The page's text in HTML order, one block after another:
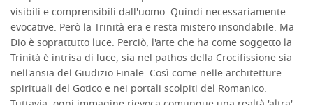
visibili e comprensibili dall'uomo. Quindi necessariamente
evocative. Però la Trinità era e resta mistero insondabile. Ma
Dio è soprattutto luce. Perciò, l'arte che ha come soggetto la
Trinità è intrisa di luce, sia nel pathos della Crocifissione sia
nell'ansia del Giudizio Finale. Così come nelle architetture
spirituali del Gotico e nei portali scolpiti del Romanico.